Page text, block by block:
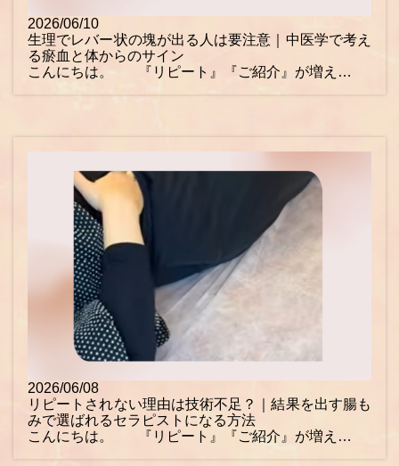
2026/06/10
生理でレバー状の塊が出る人は要注意｜中医学で考え
る瘀血と体からのサイン
こんにちは。 『リピート』『ご紹介』が増え…
2026/06/08
リピートされない理由は技術不足？｜結果を出す腸も
みで選ばれるセラピストになる方法
こんにちは。 『リピート』『ご紹介』が増え…